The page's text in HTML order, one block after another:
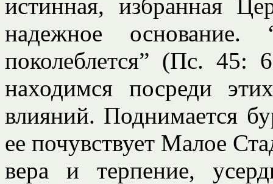
истинная, избранная
надежное
поколеблется” (Пс. 45:
находимся посреди
влияний. Поднимается
ее почувствует Малое
вера и терпение,